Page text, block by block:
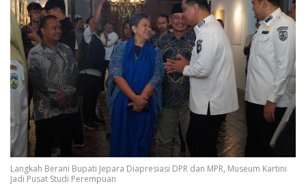
Langkah Berani Bupati Jepara Diapresiasi DPR dan MPR, Museum Kartini
Jadi Pusat Studi Perempuan